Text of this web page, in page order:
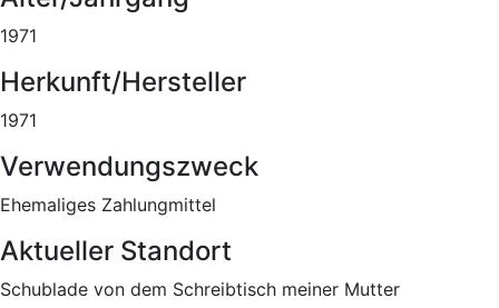
1971
Herkunft/Hersteller
1971
Verwendungszweck
Ehemaliges Zahlungmittel
Aktueller Standort
Schublade von dem Schreibtisch meiner Mutter